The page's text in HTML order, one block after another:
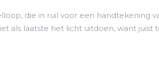
die in ruil voor een handtekening
als laatste het licht uitdoen, want juist